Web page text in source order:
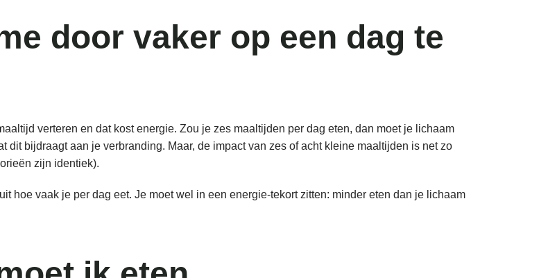
door vaker op een dag te
verteren en dat kost energie. Zou je zes maaltijden per dag eten, dan moet je lichaam
dit bijdraagt aan je verbranding. Maar, de impact van zes of acht kleine maaltijden is net zo
zijn identiek).
hoe vaak je per dag eet. Je moet wel in een energie-tekort zitten: minder eten dan je lichaam